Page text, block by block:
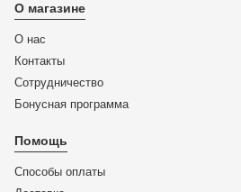
О магазине
О нас
Контакты
Сотрудничество
Бонусная программа
Помощь
Способы оплаты